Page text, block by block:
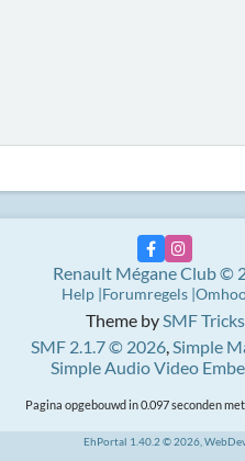
Theme bySMF Tricks
SMF 2.1.7 © 2026,Simple
Simple Audio Video
Renault Mégane Club ©
Help Forumregels
Pagina opgebouwd in 0.097 seconden
EhPortal 1.40.2 © 2026,